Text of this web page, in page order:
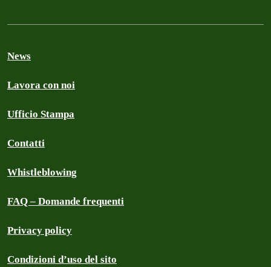
News
Lavora con noi
Ufficio Stampa
Contatti
Whistleblowing
FAQ – Domande frequenti
Privacy policy
Condizioni d’uso del sito